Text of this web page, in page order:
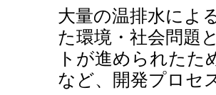
大量の温排水によ
た環境・社会問題
トが進められたた
など、開発プロセ